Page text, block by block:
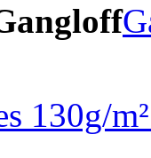
130g/